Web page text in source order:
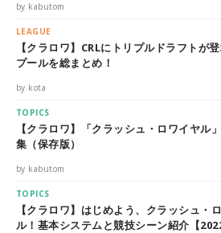
by kabutom
LEAGUE
【クラロワ】CRLにトリプルドラフトが
プールを総まとめ！
by kota
TOPICS
【クラロワ】「クラッシュ・ロワイヤル
集（保存版）
by kabutom
TOPICS
【クラロワ】はじめよう、クラッシュ・
ル！基本システムと競技シーン紹介【